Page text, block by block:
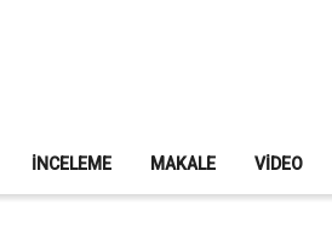
İNCELEME MAKALE VIDEO